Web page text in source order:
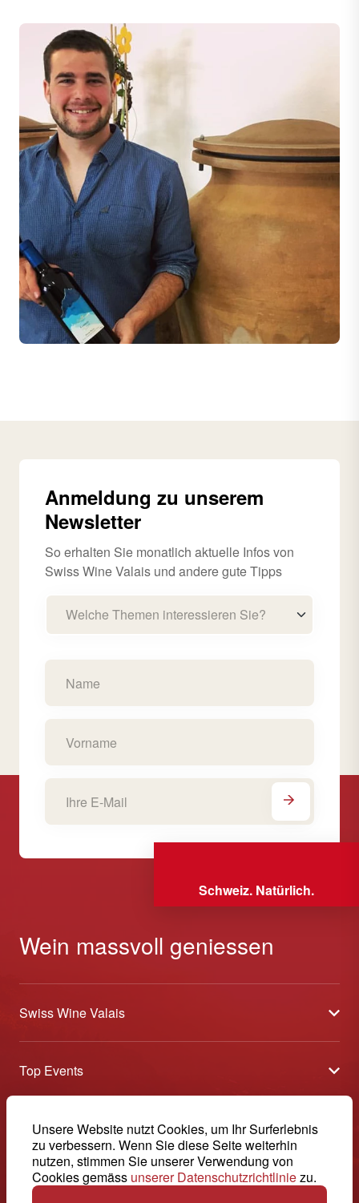
Unsere Website nutzt Cookies, um Ihr Surferlebnis
zu verbessern. Wenn Sie diese Seite weiterhin
nutzen, stimmen Sie unserer Verwendung von
Cookies gemäss unserer Datenschutzrichtliniezu.
Anmeldung zu unserem
Newsletter
So erhalten Sie monatlich aktuelle Infos von
Swiss Wine Valais und andere gute Tipps
Welche Themen interessieren Sie?
Schweiz. Natürlich.
Wein massvoll geniessen
Swiss Wine Valais
Über uns
Allgemeine Geschäftsbedingungen
Medien
Kontakt
Top Events
Offene Weinkeller
Tavolata
Sélection (Ergebnisse)
Swiss Wine Valais - Avenue de la Gare 2 - CP 144 - 1964
Conthey - Suisse
© 2026, Swiss Wine Valais
Deutsch (Schweiz)